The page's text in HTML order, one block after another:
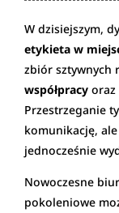
W dzisiejszym,
etykieta w
zbiór sztywnych
współpracy oraz
Przestrzeganie
komunikację,
jednocześnie
Nowoczesne
pokoleniowe